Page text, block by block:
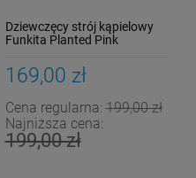
Dziewczęcy strój kąpielowy
Funkita Planted Pink
169,00 zł
Cena regularna:199,00 zł
Najniższa cena:
199,00 zł